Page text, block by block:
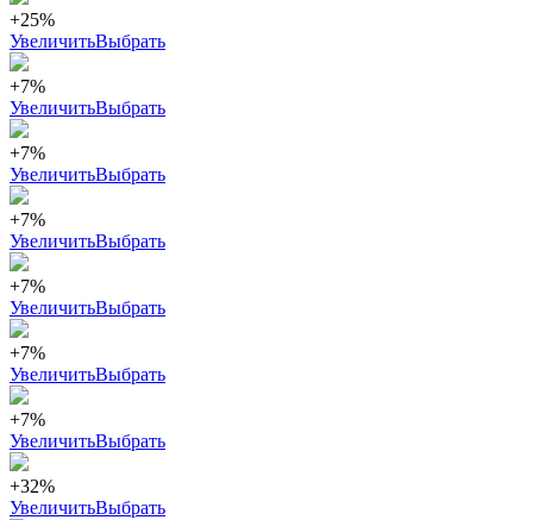
+25%
УвеличитьВыбрать
+7%
УвеличитьВыбрать
+7%
УвеличитьВыбрать
+7%
УвеличитьВыбрать
+7%
УвеличитьВыбрать
+7%
УвеличитьВыбрать
+7%
УвеличитьВыбрать
+32%
УвеличитьВыбрать